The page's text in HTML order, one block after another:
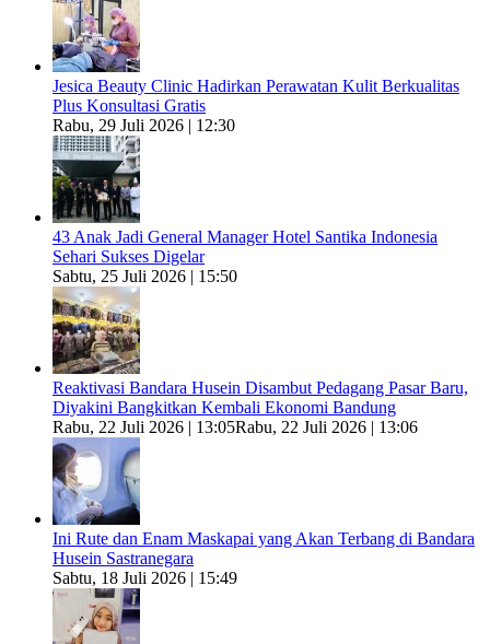
Jesica Beauty Clinic Hadirkan Perawatan Kulit Berkualitas
Plus Konsultasi Gratis
Rabu, 29 Juli 2026 | 12:30
43 Anak Jadi General Manager Hotel Santika Indonesia
Sehari Sukses Digelar
Sabtu, 25 Juli 2026 | 15:50
Reaktivasi Bandara Husein Disambut Pedagang Pasar Baru,
Diyakini Bangkitkan Kembali Ekonomi Bandung
Rabu, 22 Juli 2026 | 13:05Rabu, 22 Juli 2026 | 13:06
Ini Rute dan Enam Maskapai yang Akan Terbang di Bandara
Husein Sastranegara
Sabtu, 18 Juli 2026 | 15:49